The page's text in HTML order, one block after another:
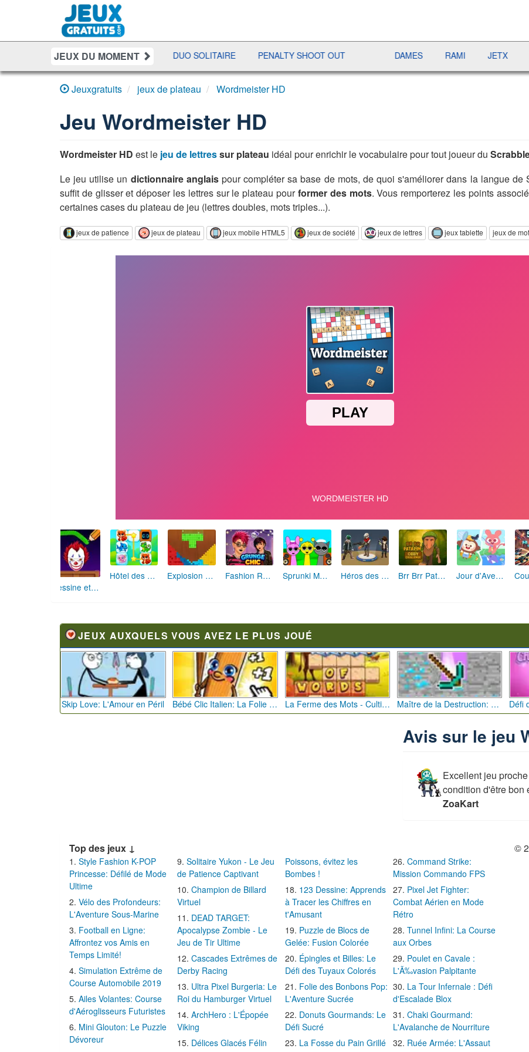
JEUX DU MOMENT
BATAILLE NAVALE DUO SOLITAIRE PENALTY SHOOT OUT RAMI JETX
Jeuxgratuits jeux de plateau Wordmeister HD
Jeu Wordmeister HD
Wordmeister HD est le jeu de lettressur plateau idéal pour enrichir le vocabulaire pour tout joueur du
Le jeu utilise un dictionnaire anglaispour compléter sa base de mots, de quoi s'améliorer dans la langue de
suffit de glisser et déposer les lettres sur le plateau pourformer des mots. Vous remporterez les points
certaines cases du plateau de jeu (lettres doubles, mots triples...).
jeux de patience jeux de plateau jeux mobile HTML5 jeux de société jeux de lettres jeux tablette jeux de
Dessine et Écrase : Le Jeu des Monstres
Hôtel des Animaux de Rêve Explosion de Blocs de Sable Fashion Rebelle: Style Grunge Chic Sprunki Monster: Rythmes Musicaux Monstres Héros des Terres Hostiles Brr Brr Patapim: Le Défi Parkour Délirant Jour d'Aventure: Puzzles en Plein Air
JEUX AUXQUELS VOUS AVEZ LE PLUS JOUÉ
Skip Love: L'Amour en Péril Bébé Clic Italien: La Folie des Petits Bambins La Ferme des Mots - Cultivez votre Vocabulaire Maître de la Destruction: Fusion de Pioches
Avis sur le jeu
Excellent jeu
condition d'être bon
ZoaKart
Top des jeux ↓
Style Fashion K-POP
Princesse: Défilé de Mode
Ultime
Vélo des Profondeurs:
L'Aventure Sous-Marine
Football en Ligne:
Affrontez vos Amis en
Temps Limité!
Simulation Extrême de
Course Automobile 2019
Ailes Volantes: Course
d'Aéroglisseurs Futuristes
Mini Glouton: Le Puzzle
Dévoreur
Solitaire Yukon - Le Jeu
de Patience Captivant
Champion de Billard
Virtuel
DEAD TARGET:
Apocalypse Zombie - Le
Jeu de Tir Ultime
Cascades Extrêmes de
Derby Racing
Ultra Pixel Burgeria: Le
Roi du Hamburger Virtuel
ArchHero : L'Épopée
Viking
Délices Glacés Félin
Poissons, évitez les
Bombes !
123 Dessine: Apprends
à Tracer les Chiffres en
t'Amusant
Puzzle de Blocs de
Gelée: Fusion Colorée
Épingles et Billes: Le
Défi des Tuyaux Colorés
Folie des Bonbons Pop:
L'Aventure Sucrée
Donuts Gourmands: Le
Défi Sucré
La Fosse du Pain Grillé
Command Strike:
Mission Commando FPS
Pixel Jet Fighter:
Combat Aérien en Mode
Rétro
Tunnel Infini: La Course
aux Orbes
Poulet en Cavale :
L'Ã‰vasion Palpitante
La Tour Infernale : Défi
d'Escalade Blox
Chaki Gourmand:
L'Avalanche de Nourriture
Ruée Armée: L'Assaut
©